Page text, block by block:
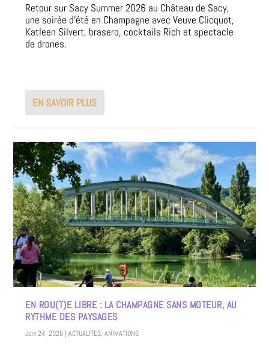
Retour sur Sacy Summer 2026 au Château de Sacy,
une soirée d’été en Champagne avec Veuve Clicquot,
Katleen Silvert, brasero, cocktails Rich et spectacle
de drones.
EN SAVOIR PLUS
EN ROU(T)E LIBRE : LA CHAMPAGNE SANS MOTEUR, AU
RYTHME DES PAYSAGES
Juin 24, 2026 |ACTUALITES,ANIMATIONS